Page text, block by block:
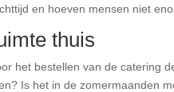
en hoeven mensen niet
thuis
het bestellen van de catering
Is het in de zomermaanden